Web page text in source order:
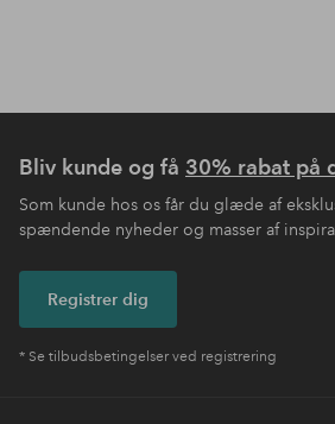
Bliv kunde og få 30% rabat på
Som kunde hos os får du glæde af
spændende nyheder og masser af
Registrer dig
* Se tilbudsbetingelser ved registrering